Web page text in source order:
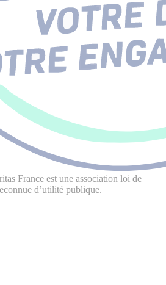
France est une association loi de
d’utilité publique.